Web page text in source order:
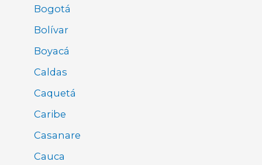
Bogotá
Bolívar
Boyacá
Caldas
Caquetá
Caribe
Casanare
Cauca